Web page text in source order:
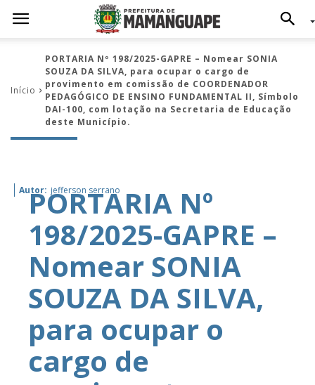
Início
PORTARIA Nº 198/2025-GAPRE – Nomear SONIA
SOUZA DA SILVA, para ocupar o cargo de
provimento em comissão de COORDENADOR
PEDAGÓGICO DE ENSINO FUNDAMENTAL II, Símbolo
DAI-100, com lotação na Secretaria de Educação
deste Município.
Autor: jefferson serrano
PORTARIA Nº
198/2025-GAPRE –
Nomear SONIA
SOUZA DA SILVA,
para ocupar o
cargo de